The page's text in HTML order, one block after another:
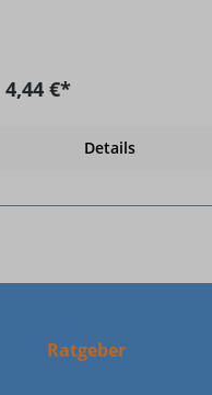
4,44 €*
Details
Ratgeber